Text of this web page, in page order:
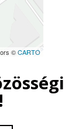
©CARTO